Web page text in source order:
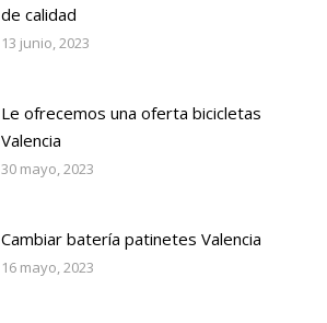
de calidad
13 junio, 2023
Le ofrecemos una oferta bicicletas
Valencia
30 mayo, 2023
Cambiar batería patinetes Valencia
16 mayo, 2023